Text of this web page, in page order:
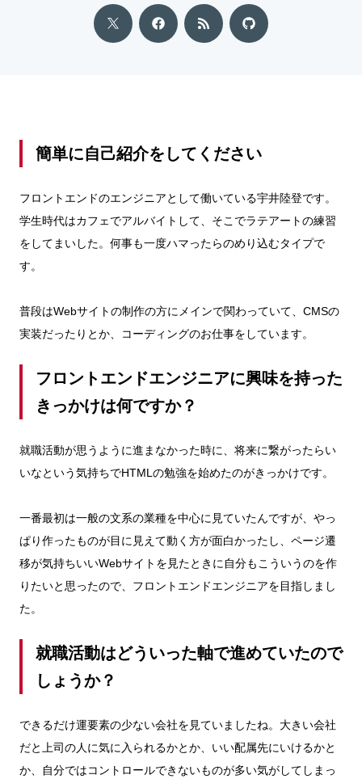
簡単に自己紹介をしてください
フロントエンドのエンジニアとして働いている宇井陸登です。
学生時代はカフェでアルバイトして、そこでラテアートの練習
をしてまいした。何事も一度ハマったらのめり込むタイプで
す。
普段はWebサイトの制作の方にメインで関わっていて、CMSの
実装だったりとか、コーディングのお仕事をしています。
フロントエンドエンジニアに興味を持った
きっかけは何ですか？
就職活動が思うように進まなかった時に、将来に繋がったらい
いなという気持ちでHTMLの勉強を始めたのがきっかけです。
一番最初は一般の文系の業種を中心に見ていたんですが、やっ
ぱり作ったものが目に見えて動く方が面白かったし、ページ遷
移が気持ちいいWebサイトを見たときに自分もこういうのを作
りたいと思ったので、フロントエンドエンジニアを目指しまし
た。
就職活動はどういった軸で進めていたので
しょうか？
できるだけ運要素の少ない会社を見ていましたね。大きい会社
だと上司の人に気に入られるかとか、いい配属先にいけるかと
か、自分ではコントロールできないものが多い気がしてしまっ